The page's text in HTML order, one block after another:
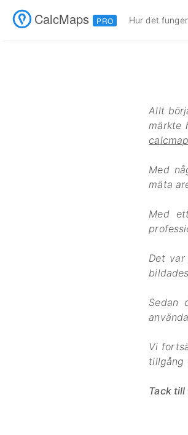
CalcMaps PRO Hur det
Allt
märkte
Med
mäta
Med
Det var
Sedan
Vi
tillgång
Tack till